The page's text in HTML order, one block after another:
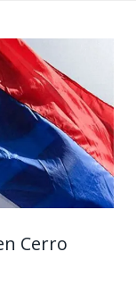
Cerro